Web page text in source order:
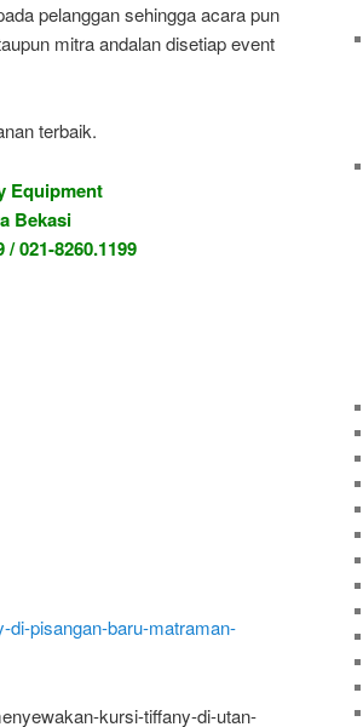
pelanggan sehingga acara pun
mitra andalan disetiap event
terbaik.
Equipment
Bekasi
/ 021-8260.1199
di-pisangan-baru-matraman-
kursi-tiffany-di-utan-